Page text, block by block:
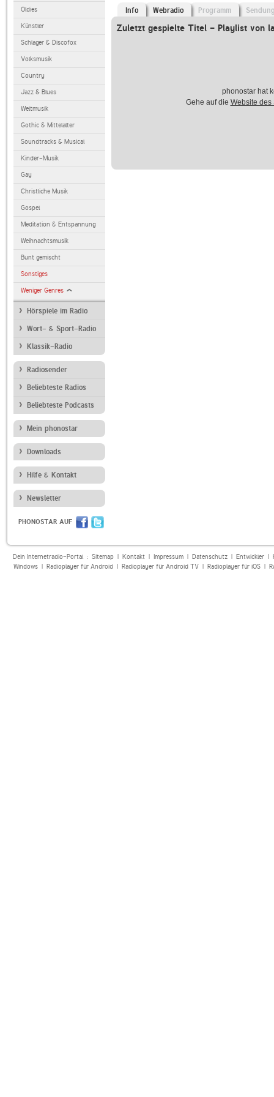
Oldies
Künstler
Schlager & Discofox
Volksmusik
Country
Jazz & Blues
Weltmusik
Gothic & Mittelalter
Soundtracks & Musical
Kinder-Musik
Gay
Christliche Musik
Gospel
Meditation & Entspannung
Weihnachtsmusik
Bunt gemischt
Sonstiges
Weniger Genres
Hörspiele im Radio
Wort- & Sport-Radio
Klassik-Radio
Radiosender
Beliebteste Radios
Beliebteste Podcasts
Mein phonostar
Downloads
Hilfe & Kontakt
Newsletter
PHONOSTAR AUF
Info Webradio Programm
Zuletzt gespielte Titel - Playlist von
phonostar hat
Gehe auf die Website des
Dein Internetradio-Portal : Sitemap| Kontakt| Impressum| Datenschutz| Entwickler|
Windows| Radioplayer für Android| Radioplayer für Android TV| Radioplayer für iOS|